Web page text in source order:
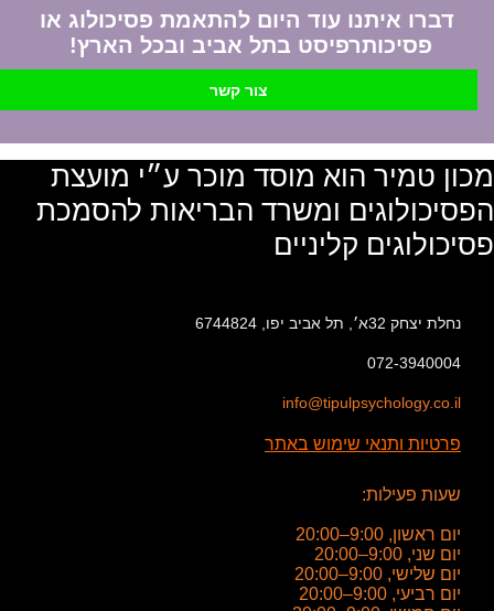
דברו איתנו עוד היום להתאמת פסיכולוג או
פסיכותרפיסט בתל אביב ובכל הארץ!
צור קשר
מכון טמיר הוא מוסד מוכר ע״י מועצת
הפסיכולוגים ומשרד הבריאות להסמכת
פסיכולוגים קליניים
נחלת יצחק 32א׳, תל אביב יפו, 6744824
072-3940004
info@tipulpsychology.co.il
פרטיות ותנאי שימוש באתר
שעות פעילות:
יום ראשון, 9:00–20:00
יום שני, 9:00–20:00
יום שלישי, 9:00–20:00
יום רביעי, 9:00–20:00